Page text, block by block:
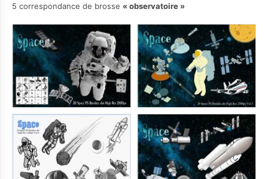
5 correspondance de brosse
observatoire